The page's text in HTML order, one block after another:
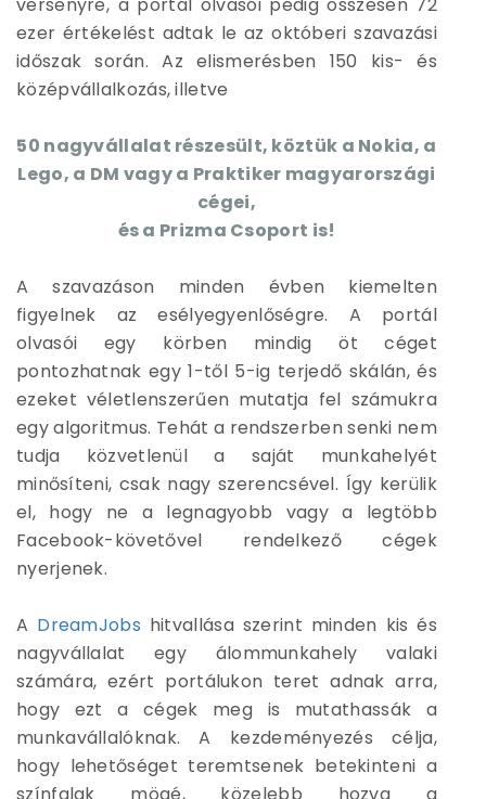
versenyre, a portál olvasói pedig összesen 72
ezer értékelést adtak le az októberi szavazási
időszak során. Az elismerésben 150 kis- és
középvállalkozás, illetve
50 nagyvállalat részesült, köztük a Nokia, a
Lego, a DM vagy a Praktiker magyarországi
cégei,
és a Prizma Csoport is!
A szavazáson minden évben kiemelten
figyelnek az esélyegyenlőségre. A portál
olvasói egy körben mindig öt céget
pontozhatnak egy 1-től 5-ig terjedő skálán, és
ezeket véletlenszerűen mutatja fel számukra
egy algoritmus. Tehát a rendszerben senki nem
tudja közvetlenül a saját munkahelyét
minősíteni, csak nagy szerencsével. Így kerülik
el, hogy ne a legnagyobb vagy a legtöbb
Facebook-követővel rendelkező cégek
nyerjenek.
A DreamJobs hitvallása szerint minden kis és
nagyvállalat egy álommunkahely valaki
számára, ezért portálukon teret adnak arra,
hogy ezt a cégek meg is mutathassák a
munkavállalóknak. A kezdeményezés célja,
hogy lehetőséget teremtsenek betekinteni a